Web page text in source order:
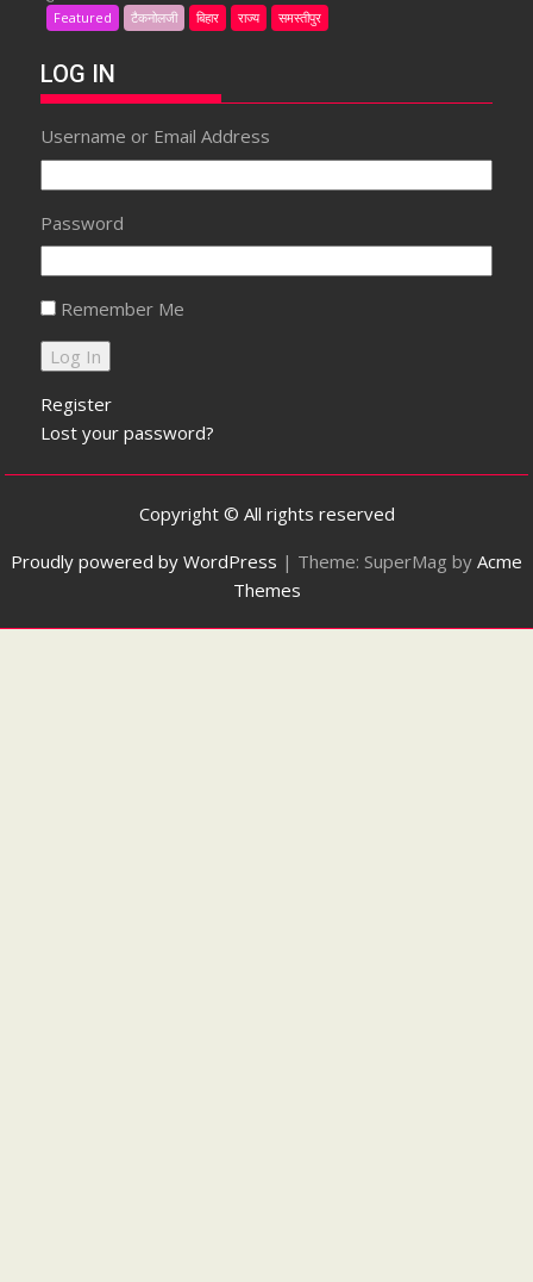
Featured टैकनोलजी बिहार राज्य समस्तीपुर
LOG IN
Username or Email Address
Password
Remember Me
Register
Lost your password?
Copyright © All rights reserved
Proudly powered by WordPress | Theme: SuperMag by Acme
Themes